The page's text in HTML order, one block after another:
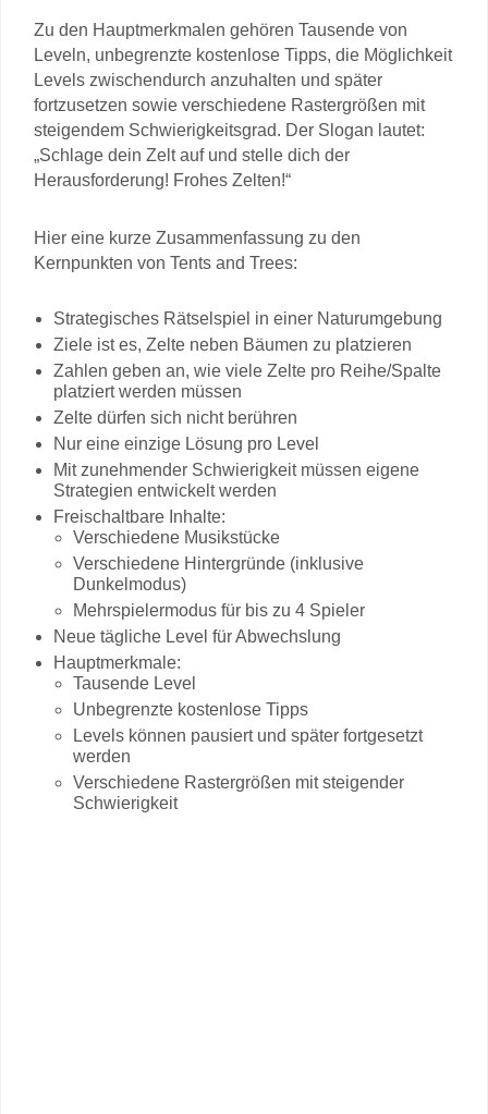
Zu den Hauptmerkmalen gehören Tausende von
Leveln, unbegrenzte kostenlose Tipps, die Möglichkeit
Levels zwischendurch anzuhalten und später
fortzusetzen sowie verschiedene Rastergrößen mit
steigendem Schwierigkeitsgrad. Der Slogan lautet:
„Schlage dein Zelt auf und stelle dich der
Herausforderung! Frohes Zelten!“
Hier eine kurze Zusammenfassung zu den
Kernpunkten von Tents and Trees:
Strategisches Rätselspiel in einer Naturumgebung
Ziele ist es, Zelte neben Bäumen zu platzieren
Zahlen geben an, wie viele Zelte pro Reihe/Spalte
platziert werden müssen
Zelte dürfen sich nicht berühren
Nur eine einzige Lösung pro Level
Mit zunehmender Schwierigkeit müssen eigene
Strategien entwickelt werden
Freischaltbare Inhalte:
Verschiedene Musikstücke
Verschiedene Hintergründe (inklusive
Dunkelmodus)
Mehrspielermodus für bis zu 4 Spieler
Neue tägliche Level für Abwechslung
Hauptmerkmale:
Tausende Level
Unbegrenzte kostenlose Tipps
Levels können pausiert und später fortgesetzt
werden
Verschiedene Rastergrößen mit steigender
Schwierigkeit